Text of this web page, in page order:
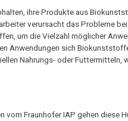
ihre Produkte aus
verursacht das Probleme
um die Vielzahl möglicher
Anwendungen sich
Nahrungs- oder Futtermitteln,
Fraunhofer IAP gehen diese